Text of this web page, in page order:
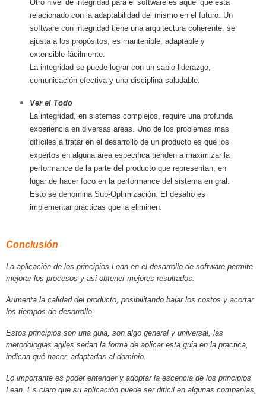
Otro nivel de integridad para el software es aquel que esta
relacionado con la adaptabilidad del mismo en el futuro. Un
software con integridad tiene una arquitectura coherente, se
ajusta a los propósitos, es mantenible, adaptable y
extensible fácilmente.
La integridad se puede lograr con un sabio liderazgo,
comunicación efectiva y una disciplina saludable.
Ver el Todo
La integridad, en sistemas complejos, require una profunda
experiencia en diversas areas. Uno de los problemas mas
difíciles a tratar en el desarrollo de un producto es que los
expertos en alguna area especifica tienden a maximizar la
performance de la parte del producto que representan, en
lugar de hacer foco en la performance del sistema en gral.
Esto se denomina Sub-Optimización. El desafio es
implementar practicas que la eliminen.
Conclusión
La aplicación de los principios Lean en el desarrollo de software permite
mejorar los procesos y asi obtener mejores resultados.
Aumenta la calidad del producto, posibilitando bajar los costos y acortar
los tiempos de desarrollo.
Estos principios son una guia, son algo general y universal, las
metodologias agiles serian la forma de aplicar esta guia en la practica,
indican qué hacer, adaptadas al dominio.
Lo importante es poder entender y adoptar la escencia de los principios
Lean. Es claro que su aplicación puede ser dificil en algunas companias,